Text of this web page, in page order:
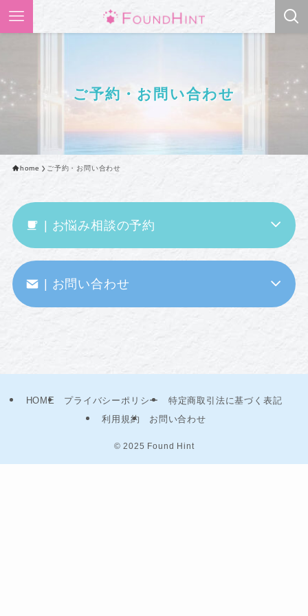
ご予約・お問い合わせ
home ご予約・お問い合わせ
| お悩み相談の予約
| お問い合わせ
HOME プライバシーポリシー
特定商取引法に基づく表記
利用規約
お問い合わせ
© 2025 Found Hint